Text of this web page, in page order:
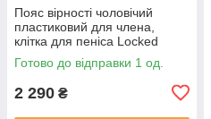
Пояс вірності чоловічий
пластиковий для члена,
клітка для пеніса Locked
Keyless Restraint 11,5 см
Готово до відправки 1 од.
2 290 ₴